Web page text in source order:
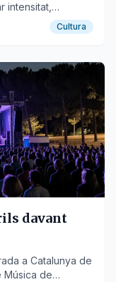
intensitat,
Cultura
davant
a Catalunya de
Música de